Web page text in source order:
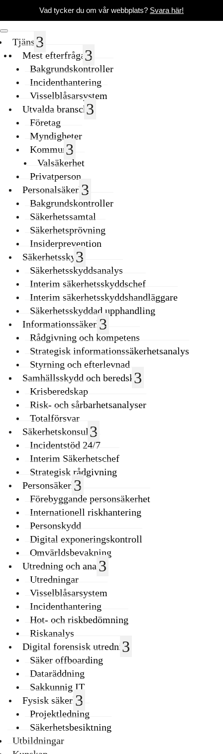
Vad tycker du om vår webbplats? Svara här!
Tjänster
Mest efterfrågade
Bakgrundskontroller
Incidenthantering
Visselblåsarsystem
Utvalda branscher
Företag
Myndigheter
Kommuner
Valsäkerhet
Privatperson
Personalsäkerhet
Bakgrundskontroller
Säkerhetssamtal
Säkerhetsprövning
Insiderprevention
Säkerhetsskydd
Säkerhetsskyddsanalys
Interim säkerhetsskyddschef
Interim säkerhetsskyddshandläggare
Säkerhetsskyddad upphandling
Informationssäkerhet
Rådgivning och kompetens
Strategisk informationssäkerhetsanalys
Styrning och efterlevnad
Samhällsskydd och beredskap
Krisberedskap
Risk- och sårbarhetsanalyser
Totalförsvar
Säkerhetskonsulter
Incidentstöd 24/7
Interim Säkerhetschef
Strategisk rådgivning
Personsäkerhet
Förebyggande personsäkerhet
Internationell riskhantering
Personskydd
Digital exponeringskontroll
Omvärldsbevakning
Utredning och analys
Utredningar
Visselblåsarsystem
Incidenthantering
Hot- och riskbedömning
Riskanalys
Digital forensisk utredning
Säker offboarding
Dataräddning
Sakkunnig IT
Fysisk säkerhet
Projektledning
Säkerhetsbesiktning
Utbildningar